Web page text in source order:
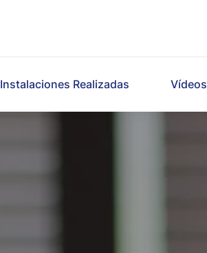
Instalaciones Realizadas Vídeos